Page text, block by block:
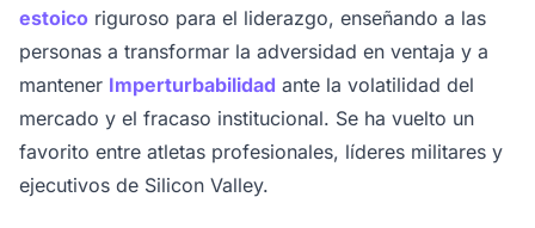
estoico riguroso para el liderazgo, enseñando a las
personas a transformar la adversidad en ventaja y a
mantener Imperturbabilidad ante la volatilidad del
mercado y el fracaso institucional. Se ha vuelto un
favorito entre atletas profesionales, líderes militares y
ejecutivos de Silicon Valley.